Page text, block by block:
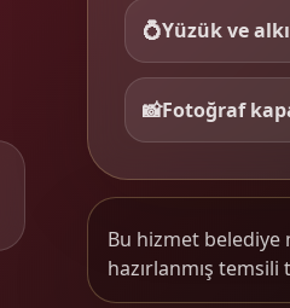
💍Yüzük ve
📸Fotoğraf
Bu hizmet belediye
hazırlanmış temsili